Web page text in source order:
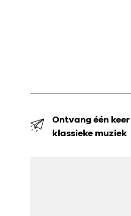
Ontvang één
klassieke muziek